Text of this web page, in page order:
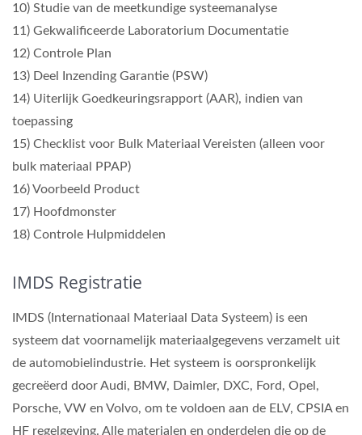
10) Studie van de meetkundige systeemanalyse
11) Gekwalificeerde Laboratorium Documentatie
12) Controle Plan
13) Deel Inzending Garantie (PSW)
14) Uiterlijk Goedkeuringsrapport (AAR), indien van
toepassing
15) Checklist voor Bulk Materiaal Vereisten (alleen voor
bulk materiaal PPAP)
16) Voorbeeld Product
17) Hoofdmonster
18) Controle Hulpmiddelen
IMDS Registratie
IMDS (Internationaal Materiaal Data Systeem) is een
systeem dat voornamelijk materiaalgegevens verzamelt uit
de automobielindustrie. Het systeem is oorspronkelijk
gecreëerd door Audi, BMW, Daimler, DXC, Ford, Opel,
Porsche, VW en Volvo, om te voldoen aan de ELV, CPSIA en
HF regelgeving. Alle materialen en onderdelen die op de